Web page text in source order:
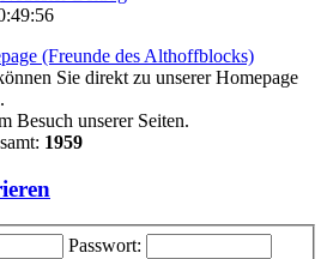
(Freunde des Althoffblocks)
Sie direkt zu unserer Homepage
Besuch unserer Seiten.
1959
Passwort: